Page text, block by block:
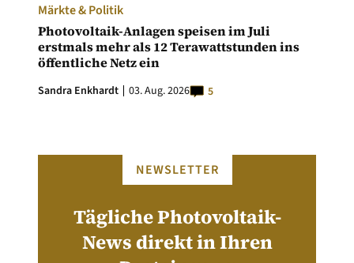
Märkte & Politik
Photovoltaik-Anlagen speisen im Juli
erstmals mehr als 12 Terawattstunden ins
öffentliche Netz ein
Sandra Enkhardt 03. Aug. 2026 5
NEWSLETTER
Tägliche Photovoltaik-
News direkt in Ihren